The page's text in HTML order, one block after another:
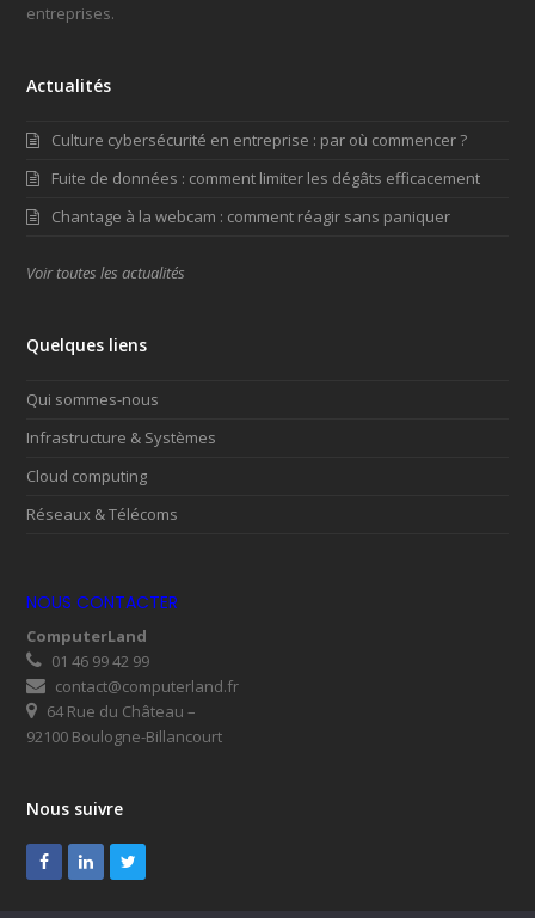
entreprises.
Actualités
Culture cybersécurité en entreprise : par où commencer ?
Fuite de données : comment limiter les dégâts efficacement
Chantage à la webcam : comment réagir sans paniquer
Voir toutes les actualités
Quelques liens
Qui sommes-nous
Infrastructure & Systèmes
Cloud computing
Réseaux & Télécoms
NOUS CONTACTER
ComputerLand
01 46 99 42 99
contact@computerland.fr
64 Rue du Château –
92100 Boulogne-Billancourt
Nous suivre
Facebook
LinkedInTwitter